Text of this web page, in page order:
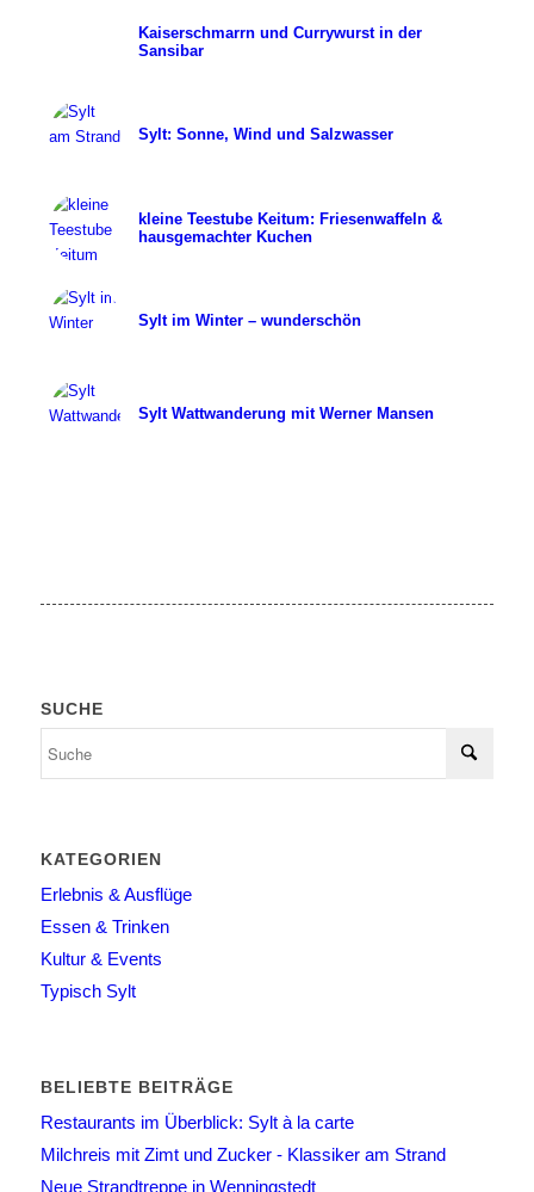
Kaiserschmarrn und Currywurst in der
Sansibar
Sylt: Sonne, Wind und Salzwasser
kleine Teestube Keitum: Friesenwaffeln &
hausgemachter Kuchen
Sylt im Winter – wunderschön
Sylt Wattwanderung mit Werner Mansen
SUCHE
KATEGORIEN
Erlebnis & Ausflüge
Essen & Trinken
Kultur & Events
Typisch Sylt
BELIEBTE BEITRÄGE
Restaurants im Überblick: Sylt à la carte
Milchreis mit Zimt und Zucker - Klassiker am Strand
Neue Strandtreppe in Wenningstedt